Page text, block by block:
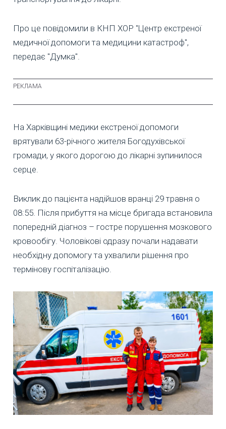
Про це повідомили в КНП ХОР "Центр екстреної
медичної допомоги та медицини катастроф",
передає "Думка".
На Харківщині медики екстреної допомоги
врятували 63-річного жителя Богодухівської
громади, у якого дорогою до лікарні зупинилося
серце.
Виклик до пацієнта надійшов вранці 29 травня о
08:55. Після прибуття на місце бригада встановила
попередній діагноз – гостре порушення мозкового
кровообігу. Чоловікові одразу почали надавати
необхідну допомогу та ухвалили рішення про
термінову госпіталізацію.